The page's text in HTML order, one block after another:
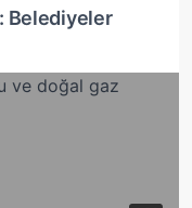
Belediyeler